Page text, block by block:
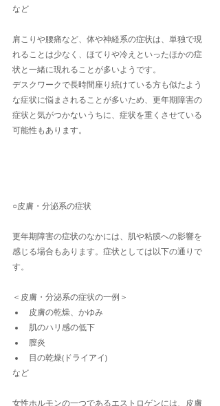
など
肩こりや腰痛など、体や神経系の症状は、単独で現
れることは少なく、ほてりや冷えといったほかの症
状と一緒に現れることが多いようです。
デスクワークで長時間座り続けている方も似たよう
な症状に悩まされることが多いため、更年期障害の
症状と気がつかないうちに、症状を重くさせている
可能性もあります。
○皮膚・分泌系の症状
更年期障害の症状のなかには、肌や粘膜への影響を
感じる場合もあります。症状としては以下の通りで
す。
＜皮膚・分泌系の症状の一例＞
皮膚の乾燥、かゆみ
肌のハリ感の低下
膣炎
目の乾燥(ドライアイ)
など
女性ホルモンの一つであるエストロゲンには、皮膚